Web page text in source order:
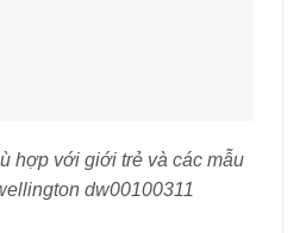
hợp với giới trẻ và các mẫu
dw00100311